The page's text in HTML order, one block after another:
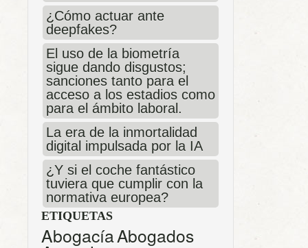
¿Cómo actuar ante
deepfakes?
El uso de la biometría
sigue dando disgustos;
sanciones tanto para el
acceso a los estadios como
para el ámbito laboral.
La era de la inmortalidad
digital impulsada por la IA
¿Y si el coche fantástico
tuviera que cumplir con la
normativa europea?
ETIQUETAS
AbogacíaAbogados